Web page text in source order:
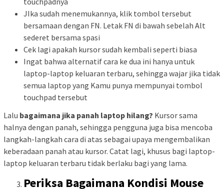
JIka sudah menemukannya, klik tombol tersebut
bersamaan dengan FN. Letak FN di bawah sebelah Alt
sederet bersama spasi
Cek lagi apakah kursor sudah kembali seperti biasa
Ingat bahwa alternatif cara ke dua ini hanya untuk
laptop-laptop keluaran terbaru, sehingga wajar jika tidak
semua laptop yang Kamu punya mempunyai tombol
touchpad tersebut
Lalu bagaimana jika panah laptop hilang? Kursor sama
halnya dengan panah, sehingga pengguna juga bisa mencoba
langkah-langkah cara di atas sebagai upaya mengembalikan
keberadaan panah atau kursor. Catat lagi, khusus bagi laptop-
laptop keluaran terbaru tidak berlaku bagi yang lama.
Periksa Bagaimana Kondisi Mouse